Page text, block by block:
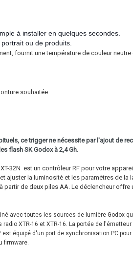
à installer en quelques secondes.
ou de produits.
fournit une température de couleur
souhaitée
ce trigger ne nécessite par l'ajout de
flash SK Godox à 2,4 Gh.
32N est un contrôleur RF pour votre
ajuster la luminosité et les paramètres de la
partir de deux piles AA. Le déclencheur
avec toutes les sources de lumière Godox
XTR-16 et XTR-16. La portée de
est équipé d'un port de synchronisation PC
firmware.